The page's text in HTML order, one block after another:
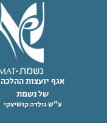
אגף יועצות ההלכה
של נשמת
ע"ש גולדה קושיצקי